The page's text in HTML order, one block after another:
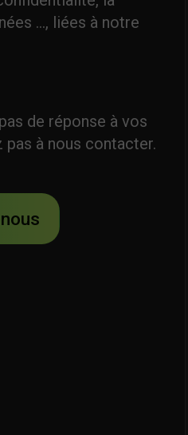
..., liées à notre
de réponse à vos
à nous contacter.